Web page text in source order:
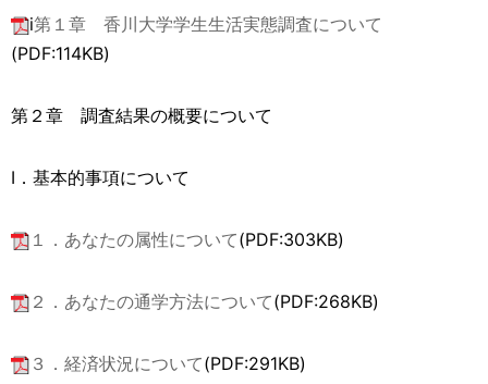
i第１章 香川大学学生生活実態調査について
(PDF:114KB)
第２章 調査結果の概要について
Ⅰ．基本的事項について
１．あなたの属性について(PDF:303KB)
２．あなたの通学方法について(PDF:268KB)
３．経済状況について(PDF:291KB)